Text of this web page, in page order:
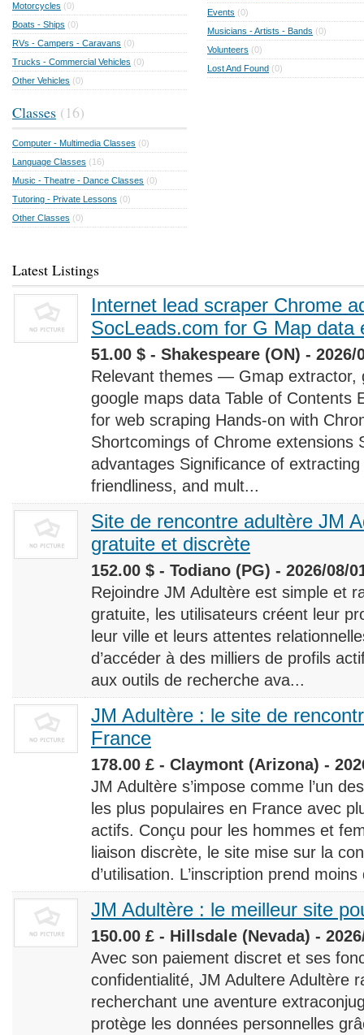
Motorcycles (0)
Boats - Ships (0)
RVs - Campers - Caravans (0)
Trucks - Commercial Vehicles (0)
Other Vehicles (0)
Classes (16)
Computer - Multimedia Classes (0)
Language Classes (16)
Music - Theatre - Dance Classes (0)
Tutoring - Private Lessons (0)
Other Classes (0)
Events (0)
Musicians - Artists - Bands (0)
Volunteers (0)
Lost And Found (0)
Latest Listings
Internet lead scraper Chrome
SocLeads.com for G Map data
51.00 $ - Shakespeare (ON) - 2026/
Relevant themes — Gmap extractor,
google maps data Table of Contents
for web scraping Hands-on with
Shortcomings of Chrome extensions
advantages Significance of
friendliness, and mult...
Site de rencontre adultère JM
gratuite et discrète
152.00 $ - Todiano (PG) - 2026/08/
Rejoindre JM Adultère est simple et
gratuite, les utilisateurs créent leur
leur ville et leurs attentes
d’accéder à des milliers de profils
aux outils de recherche ava...
JM Adultère : le site de
France
178.00 £ - Claymont (Arizona) -
JM Adultère s’impose comme l’un
les plus populaires en France avec
actifs. Conçu pour les hommes et
liaison discrète, le site mise sur la
d’utilisation. L’inscription prend
JM Adultère : le meilleur site
150.00 £ - Hillsdale (Nevada) -
Avec son paiement discret et ses
confidentialité, JM Adultere Adultère
recherchant une aventure
protège les données personnelles